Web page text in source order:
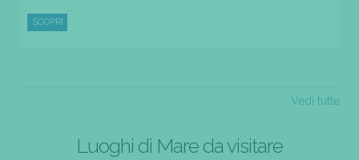
SCOPRI
Vedi tutte
Luoghi di Mare da visitare